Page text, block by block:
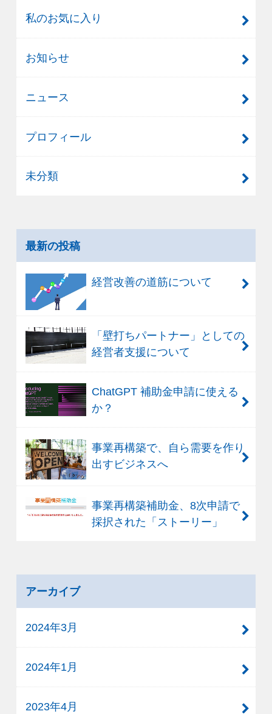
私のお気に入り
お知らせ
ニュース
プロフィール
未分類
最新の投稿
経営改善の道筋について
「壁打ちパートナー」としての
経営者支援について
ChatGPT 補助金申請に使える
か？
事業再構築で、自ら需要を作り
出すビジネスへ
事業再構築補助金、8次申請で
採択された「ストーリー」
アーカイブ
2024年3月
2024年1月
2023年4月